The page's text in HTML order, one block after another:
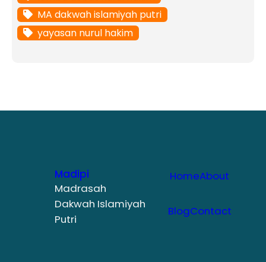
MA dakwah islamiyah putri
yayasan nurul hakim
Madipi
Madrasah
Dakwah Islamiyah
Putri
HomeAbout
BlogContact